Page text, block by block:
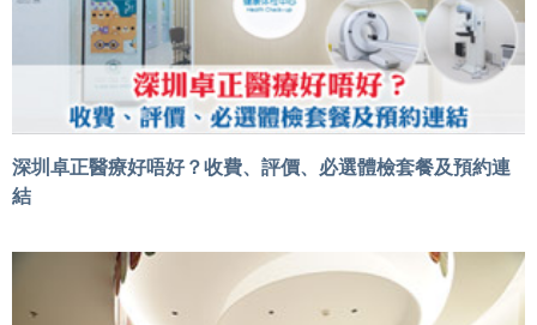
深圳卓正醫療好唔好？收費、評價、必選體檢套餐及預約連
結